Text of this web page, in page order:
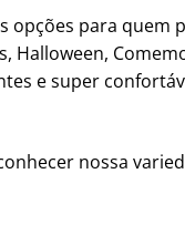
opções para quem
Halloween,
e super
nossa